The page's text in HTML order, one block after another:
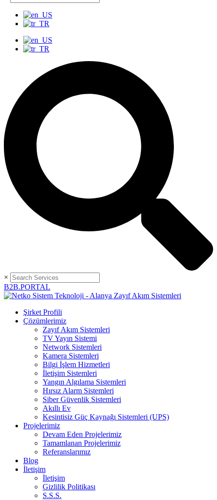
×
B2B.PORTAL
Şirket Profili
Çözümlerimiz
Zayıf Akım Sistemleri
TV Yayın Sistemi
Network Sistemleri
Kamera Sistemleri
Bilgi İşlem Hizmetleri
İletişim Sistemleri
Yangın Algılama Sistemleri
Hırsız Alarm Sistemleri
Siber Güvenlik Sistemleri
Akıllı Ev
Kesintisiz Güç Kaynağı Sistemleri (UPS)
Projelerimiz
Devam Eden Projelerimiz
Tamamlanan Projelerimiz
Referanslarımız
Blog
İletişim
İletişim
Gizlilik Politikası
S.S.S.